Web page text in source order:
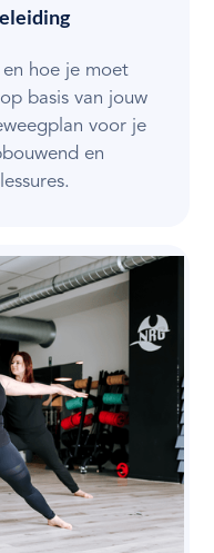
hoe je moet
basis van jouw
voor je
en